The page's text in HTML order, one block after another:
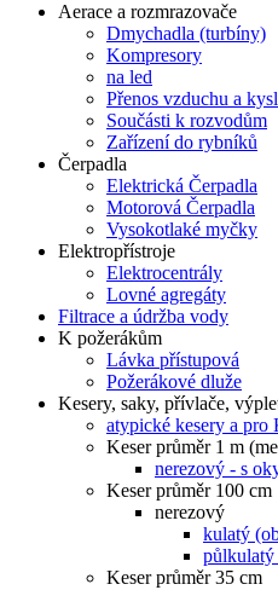
Aerace a rozmrazovače
Dmychadla (turbíny)
Kompresory
na led
Přenos vzduchu a
Součásti k rozvodům
Zařízení do rybníků
Čerpadla
Elektrická Čerpadla
Motorová Čerpadla
Vysokotlaké myčky
Elektropřístroje
Elektrocentrály
Lovné agregáty
Filtrace a údržba vody
K požerákům
Lávka přístupová
Požerákové dluže
Kesery, saky, přívlače,
atypické kesery a pro
Keser průměr 1 m
nerezový - s
Keser průměr 100 cm
nerezový
kulatý
půlkulatý
Keser průměr 35 cm